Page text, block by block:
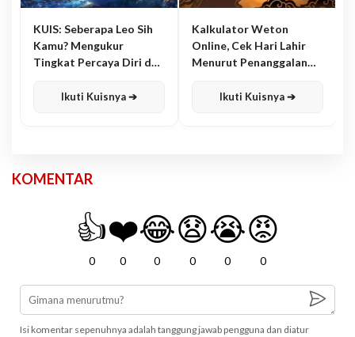
KUIS: Seberapa Leo Sih
Kamu? Mengukur
Tingkat Percaya Diri dan
Ikuti Kuisnya ➔
Kalkulator Weton
Online, Cek Hari Lahir
Menurut Penanggalan
Ikuti Kuisnya ➔
KOMENTAR
👍
0
❤️
0
😂
0
😧
0
😭
0
😡
0
Isi komentar sepenuhnya adalah tanggung jawab pengguna dan diatur